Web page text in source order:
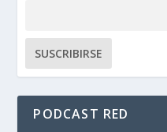
PODCAST RED